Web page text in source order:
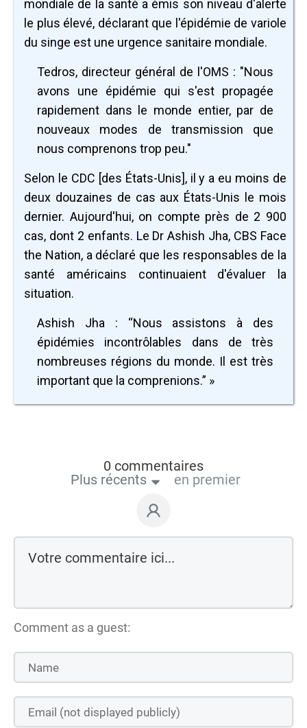
mondiale de la santé a émis son niveau d'alerte
le plus élevé, déclarant que l'épidémie de variole
du singe est une urgence sanitaire mondiale.
Tedros, directeur général de l'OMS : "Nous
avons une épidémie qui s'est propagée
rapidement dans le monde entier, par de
nouveaux modes de transmission que
nous comprenons trop peu."
Selon le CDC [des États-Unis], il y a eu moins de
deux douzaines de cas aux États-Unis le mois
dernier. Aujourd'hui, on compte près de 2 900
cas, dont 2 enfants. Le Dr Ashish Jha, CBS Face
the Nation, a déclaré que les responsables de la
santé américains continuaient d'évaluer la
situation.
Ashish Jha : “Nous assistons à des
épidémies incontrôlables dans de très
nombreuses régions du monde. Il est très
important que la comprenions.” »
0 commentaires
Plus récents
en premier
Comment as a guest: